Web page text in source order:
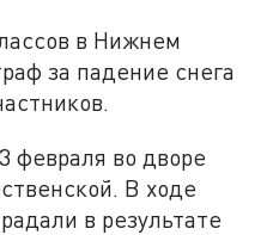
в Нижнем
за падение снега
февраля во дворе
В ходе
в результате